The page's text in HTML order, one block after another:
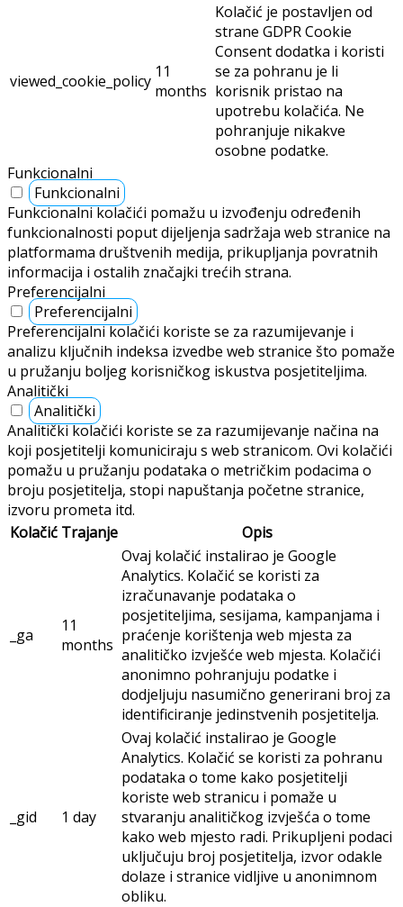
viewed_cookie_policy 11
months
Kolačić je postavljen od
strane GDPR Cookie
Consent dodatka i koristi
se za pohranu je li
korisnik pristao na
upotrebu kolačića. Ne
pohranjuje nikakve
osobne podatke.
Funkcionalni
Funkcionalni
Funkcionalni kolačići pomažu u izvođenju određenih
funkcionalnosti poput dijeljenja sadržaja web stranice na
platformama društvenih medija, prikupljanja povratnih
informacija i ostalih značajki trećih strana.
Preferencijalni
Preferencijalni
Preferencijalni kolačići koriste se za razumijevanje i
analizu ključnih indeksa izvedbe web stranice što pomaže
u pružanju boljeg korisničkog iskustva posjetiteljima.
Analitički
Analitički
Analitički kolačići koriste se za razumijevanje načina na
koji posjetitelji komuniciraju s web stranicom. Ovi kolačići
pomažu u pružanju podataka o metričkim podacima o
broju posjetitelja, stopi napuštanja početne stranice,
izvoru prometa itd.
Kolačić Trajanje Opis
_ga
11
months
Ovaj kolačić instalirao je Google
Analytics. Kolačić se koristi za
izračunavanje podataka o
posjetiteljima, sesijama, kampanjama i
praćenje korištenja web mjesta za
analitičko izvješće web mjesta. Kolačići
anonimno pohranjuju podatke i
dodjeljuju nasumično generirani broj za
identificiranje jedinstvenih posjetitelja.
_gid 1 day
Ovaj kolačić instalirao je Google
Analytics. Kolačić se koristi za pohranu
podataka o tome kako posjetitelji
koriste web stranicu i pomaže u
stvaranju analitičkog izvješća o tome
kako web mjesto radi. Prikupljeni podaci
uključuju broj posjetitelja, izvor odakle
dolaze i stranice vidljive u anonimnom
obliku.